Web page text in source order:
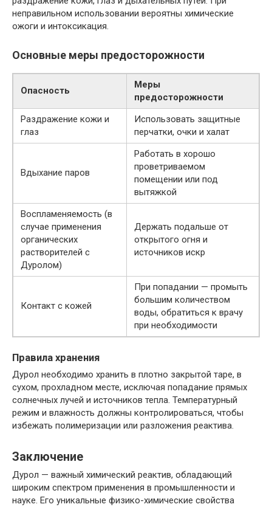
неправильном использовании вероятны химические
ожоги и интоксикация.
Основные меры предосторожности
Опасность
Меры
предосторожности
Раздражение кожи и
глаз
Использовать защитные
перчатки, очки и халат
Вдыхание паров
Работать в хорошо
проветриваемом
помещении или под
вытяжкой
Воспламеняемость (в
случае применения
органических
растворителей с
Дуролом)
Держать подальше от
открытого огня и
источников искр
Контакт с кожей
При попадании — промыть
большим количеством
воды, обратиться к врачу
при необходимости
Правила хранения
Дурол необходимо хранить в плотно закрытой таре, в
сухом, прохладном месте, исключая попадание прямых
солнечных лучей и источников тепла. Температурный
режим и влажность должны контролироваться, чтобы
избежать полимеризации или разложения реактива.
Заключение
Дурол — важный химический реактив, обладающий
широким спектром применения в промышленности и
науке. Его уникальные физико-химические свойства